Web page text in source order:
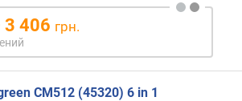
406 грн.
CM512 (45320) 6 in 1